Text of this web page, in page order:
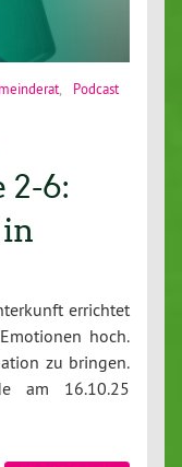
, Podcast
2-6:
errichtet
hoch.
zu bringen.
am 16.10.25